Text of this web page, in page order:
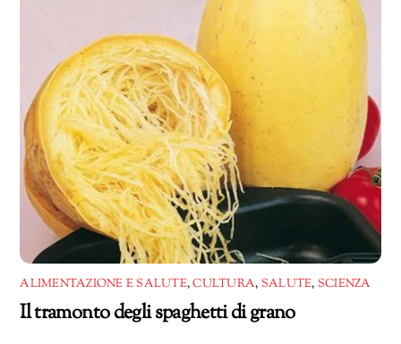
ALIMENTAZIONE E SALUTE,CULTURA, SALUTE, SCIENZA
Il tramonto degli spaghetti di grano